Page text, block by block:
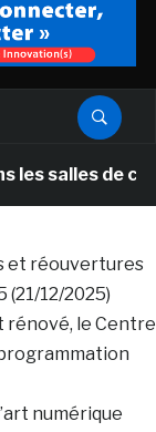
salles de
et réouvertures
12/2025)
rénové, le Centre
numérique